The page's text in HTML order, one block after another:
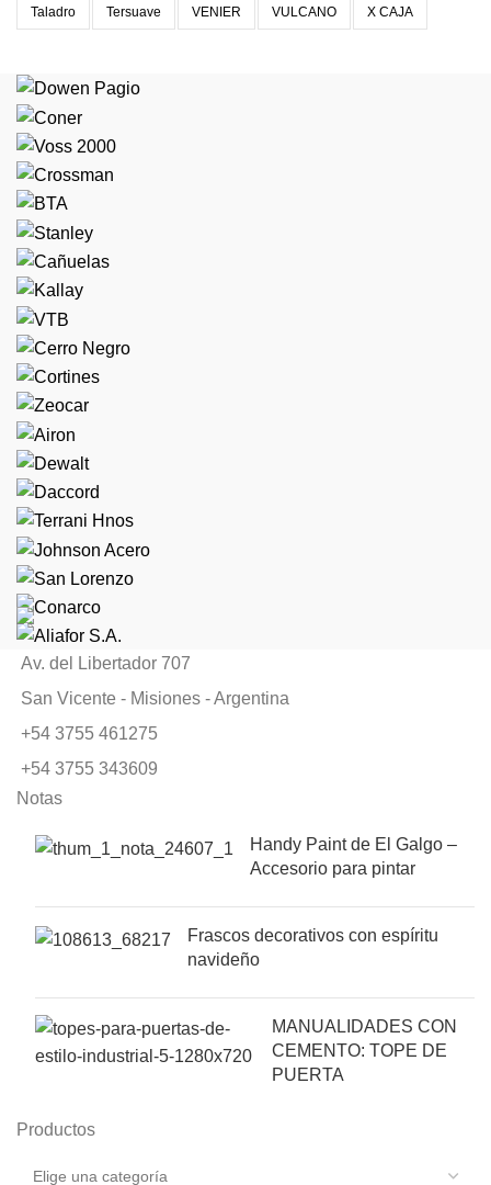
Taladro Tersuave VENIER VULCANO X CAJA
Av. del Libertador 707
San Vicente - Misiones - Argentina
+54 3755 461275
+54 3755 343609
Notas
Handy Paint de El Galgo –
Accesorio para pintar
Frascos decorativos con espíritu
navideño
MANUALIDADES CON
CEMENTO: TOPE DE
PUERTA
Productos